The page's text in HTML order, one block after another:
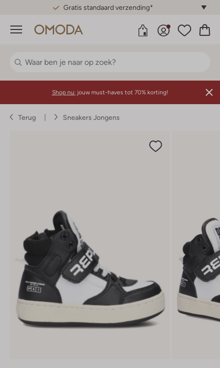
Gratis standaard verzending*
Menu
Shop nu: jouw must-haves tot 70% korting!
Terug Sneakers Jongens